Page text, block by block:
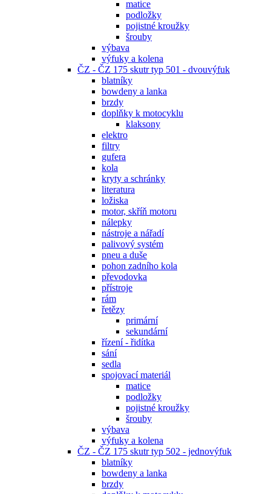
matice
podložky
pojistné kroužky
šrouby
výbava
výfuky a kolena
ČZ - ČZ 175 skutr typ 501 - dvouvýfuk
blatníky
bowdeny a lanka
brzdy
doplňky k motocyklu
klaksony
elektro
filtry
gufera
kola
kryty a schránky
literatura
ložiska
motor, skříň motoru
nálepky
nástroje a nářadí
palivový systém
pneu a duše
pohon zadního kola
převodovka
přístroje
rám
řetězy
primární
sekundární
řízení - řidítka
sání
sedla
spojovací materiál
matice
podložky
pojistné kroužky
šrouby
výbava
výfuky a kolena
ČZ - ČZ 175 skutr typ 502 - jednovýfuk
blatníky
bowdeny a lanka
brzdy